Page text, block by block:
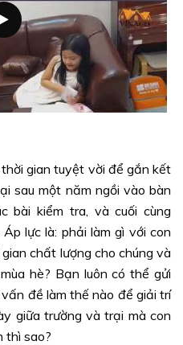
gian tuyệt vời để gắn kết
sau một năm ngồi vào bàn
bài kiểm tra, và cuối cùng
lực là: phải làm gì với con
chất lượng cho chúng và
hè? Bạn luôn có thể gửi
đề làm thế nào để giải trí
giữa trường và trại mà con
thì sao?